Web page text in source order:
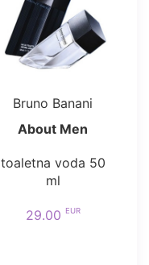
Bruno Banani
About Men
toaletna voda 50
ml
29.00 EUR